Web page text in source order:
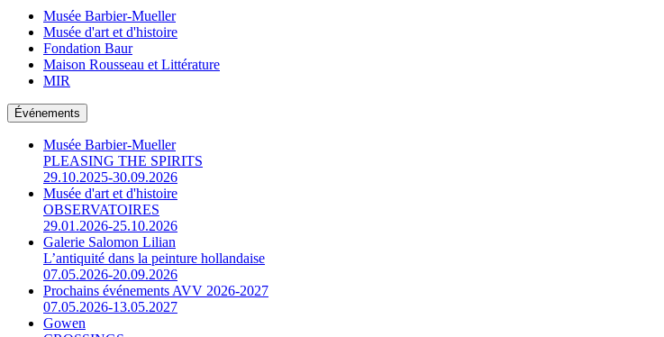
Musée Barbier-Mueller
Musée d'art et d'histoire
Fondation Baur
Maison Rousseau et Littérature
MIR
Événements
Musée Barbier-Mueller
PLEASING THE SPIRITS
29.10.2025-30.09.2026
Musée d'art et d'histoire
OBSERVATOIRES
29.01.2026-25.10.2026
Galerie Salomon Lilian
L’antiquité dans la peinture hollandaise
07.05.2026-20.09.2026
Prochains événements AVV 2026-2027
07.05.2026-13.05.2027
Gowen